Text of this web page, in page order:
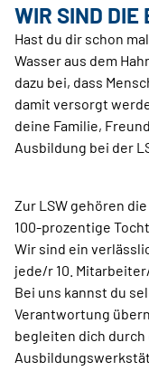
WIR SIND DIE
Hast du dir schon
Wasser aus dem
dazu bei, dass
damit versorgt
deine Familie,
Ausbildung bei der
Zur LSW gehören
100-prozentige
Wir sind ein
jede/r 10.
Bei uns kannst du
Verantwortung
begleiten dich durch